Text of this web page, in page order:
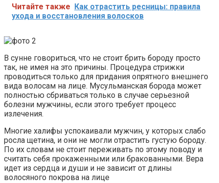
Читайте также
Как отрастить ресницы: правила
ухода и восстановления волосков
В сунне говориться, что не стоит брить бороду просто
так, не имея на это причины. Процедура стрижки
проводиться только для придания опрятного внешнего
вида волосам на лице. Мусульманская борода может
полностью сбриваться только в случае серьезной
болезни мужчины, если этого требует процесс
излечения.
Многие халифы успокаивали мужчин, у которых слабо
росла щетина, и они не могли отрастить густую бороду.
По их словам не стоит переживать по этому поводу и
считать себя прокаженными или бракованными. Вера
идет из сердца и души и не зависит от длины
волосяного покрова на лице